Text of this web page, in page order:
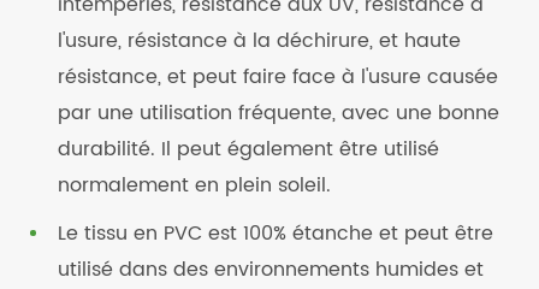
l'usure, résistance à la déchirure, et haute
résistance, et peut faire face à l'usure causée
par une utilisation fréquente, avec une bonne
durabilité. Il peut également être utilisé
normalement en plein soleil.
Le tissu en PVC est 100% étanche et peut être
utilisé dans des environnements humides et